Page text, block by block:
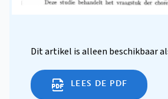
Dit artikel is alleen beschikbaar
LEES DE PDF